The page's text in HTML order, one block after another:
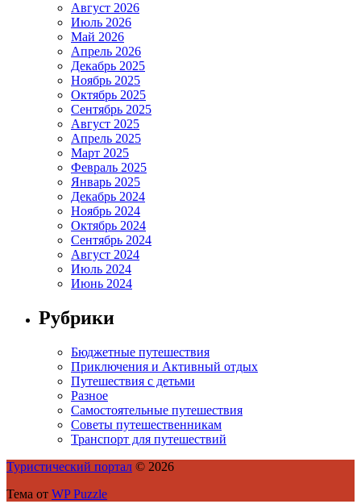
Август 2026
Июль 2026
Май 2026
Апрель 2026
Декабрь 2025
Ноябрь 2025
Октябрь 2025
Сентябрь 2025
Август 2025
Апрель 2025
Март 2025
Февраль 2025
Январь 2025
Декабрь 2024
Ноябрь 2024
Октябрь 2024
Сентябрь 2024
Август 2024
Июль 2024
Июнь 2024
Рубрики
Бюджетные путешествия
Приключения и Активный отдых
Путешествия с детьми
Разное
Самостоятельные путешествия
Советы путешественникам
Транспорт для путешествий
Туристический портал © 2026
Тема от WP Puzzle